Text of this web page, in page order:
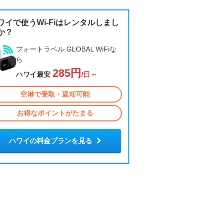
イで使うWi-Fiはレンタルしまし
？
フォートラベル GLOBAL WiFiな
ら
ハワイ最安 285円 /日～
空港で受取・返却可能
お得なポイントがたまる
ハワイの料金プランを見る